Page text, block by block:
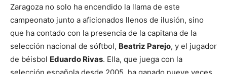
Zaragoza no solo ha encendido la llama de este
campeonato junto a aficionados llenos de ilusión, sino
que ha contado con la presencia de la capitana de la
selección nacional de sóftbol, Beatriz Parejo, y el jugador
de béisbol Eduardo Rivas. Ella, que juega con la